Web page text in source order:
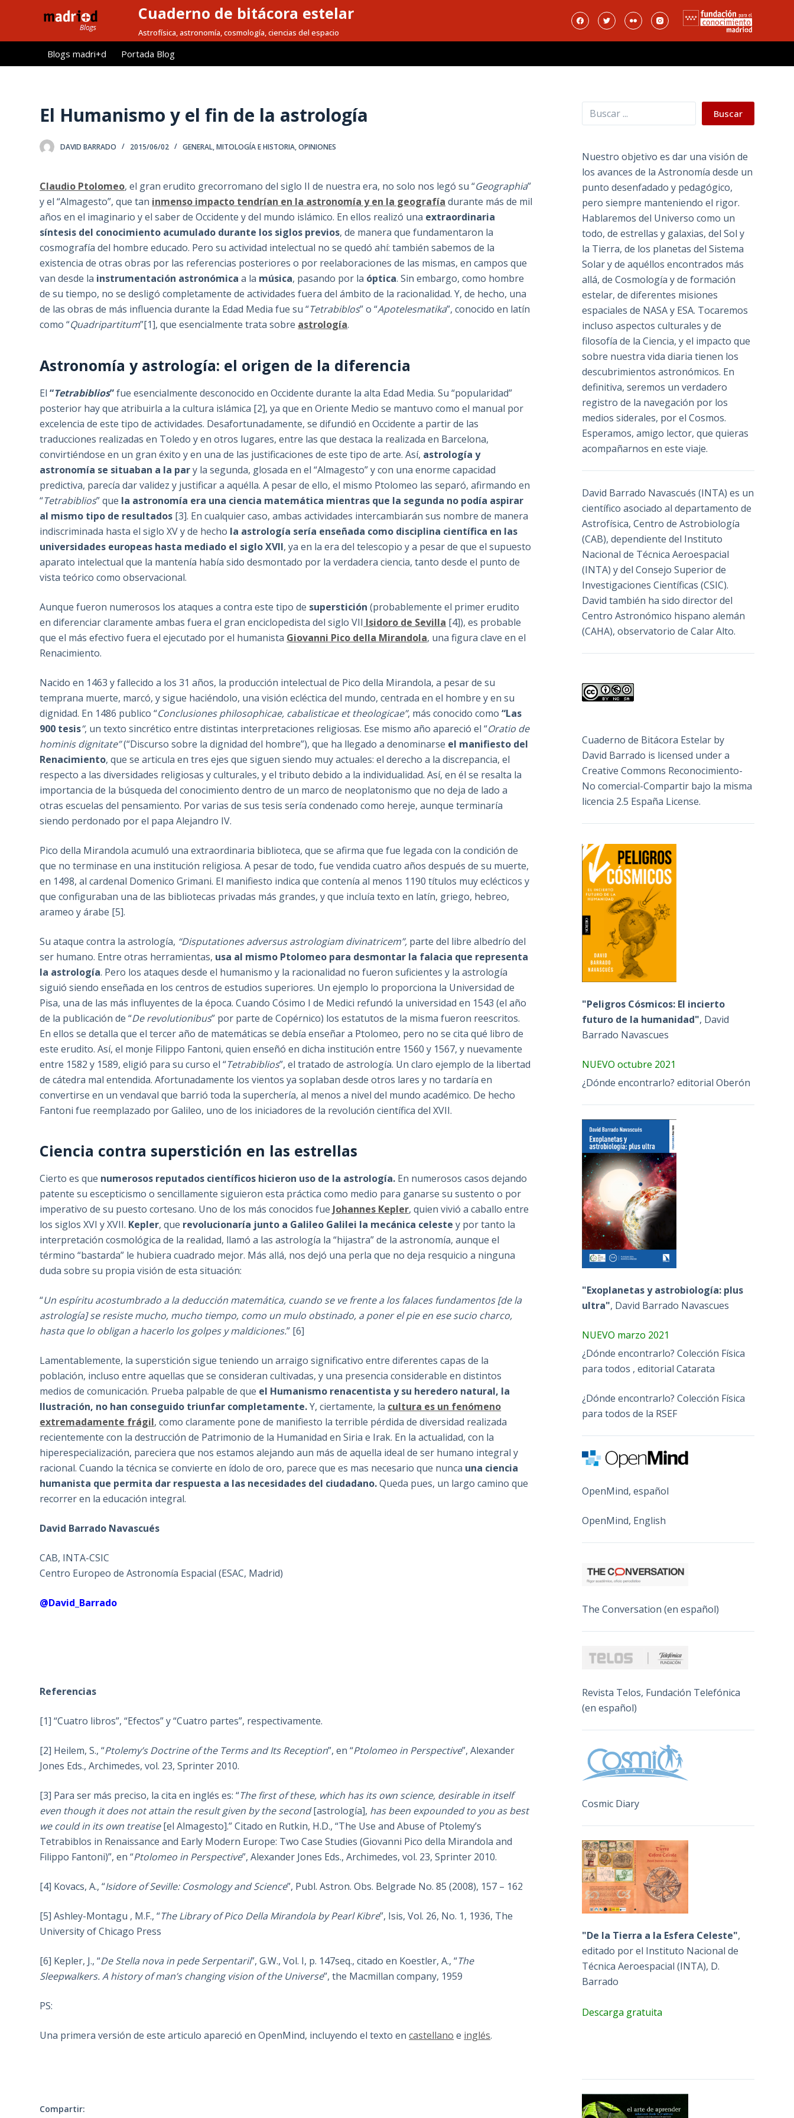
l
Cuaderno de bitácora estelar
Astrofísica, astronomía, cosmología, ciencias del espacio
Blogs madri+d Portada Blog
El Humanismo y el fin de la astrología
DAVID BARRADO 2015/06/02 GENERAL,MITOLOGÍA E HISTORIA,OPINIONES
Claudio Ptolomeo, el gran erudito grecorromano del siglo II de nuestra era, no solo nos legó su “Geographia”
y el “Almagesto”, que tan inmenso impacto tendrían en la astronomía y en la geografía durante más de mil
años en el imaginario y el saber de Occidente y del mundo islámico. En ellos realizó una extraordinaria
síntesis del conocimiento acumulado durante los siglos previos, de manera que fundamentaron la
cosmografía del hombre educado. Pero su actividad intelectual no se quedó ahí: también sabemos de la
existencia de otras obras por las referencias posteriores o por reelaboraciones de las mismas, en campos que
van desde la instrumentación astronómica a la música, pasando por la óptica. Sin embargo, como hombre
de su tiempo, no se desligó completamente de actividades fuera del ámbito de la racionalidad. Y, de hecho, una
de las obras de más influencia durante la Edad Media fue su “Tetrabiblos” o “Apotelesmatika”, conocido en latín
como “Quadripartitum”[1], que esencialmente trata sobre astrología.
Astronomía y astrología: el origen de la diferencia
El “Tetrabiblios”fue esencialmente desconocido en Occidente durante la alta Edad Media. Su “popularidad”
posterior hay que atribuirla a la cultura islámica [2], ya que en Oriente Medio se mantuvo como el manual por
excelencia de este tipo de actividades. Desafortunadamente, se difundió en Occidente a partir de las
traducciones realizadas en Toledo y en otros lugares, entre las que destaca la realizada en Barcelona,
convirtiéndose en un gran éxito y en una de las justificaciones de este tipo de arte. Así, astrología y
astronomía se situaban a la pary la segunda, glosada en el “Almagesto” y con una enorme capacidad
predictiva, parecía dar validez y justificar a aquélla. A pesar de ello, el mismo Ptolomeo las separó, afirmando en
“Tetrabiblios” que la astronomía era una ciencia matemática mientras que la segunda no podía aspirar
al mismo tipo de resultados [3]. En cualquier caso, ambas actividades intercambiarán sus nombre de manera
indiscriminada hasta el siglo XV y de hecho la astrología sería enseñada como disciplina científica en las
universidades europeas hasta mediado el siglo XVII, ya en la era del telescopio y a pesar de que el supuesto
aparato intelectual que la mantenía había sido desmontado por la verdadera ciencia, tanto desde el punto de
vista teórico como observacional.
Aunque fueron numerosos los ataques a contra este tipo de superstición (probablemente el primer erudito
en diferenciar claramente ambas fuera el gran enciclopedista del siglo VII Isidoro de Sevilla [4]), es probable
que el más efectivo fuera el ejecutado por el humanista Giovanni Pico della Mirandola, una figura clave en el
Renacimiento.
Nacido en 1463 y fallecido a los 31 años, la producción intelectual de Pico della Mirandola, a pesar de su
temprana muerte, marcó, y sigue haciéndolo, una visión ecléctica del mundo, centrada en el hombre y en su
dignidad. En 1486 publico “Conclusiones philosophicae, cabalisticae et theologicae”, más conocido como“Las
900 tesis”, un texto sincrético entre distintas interpretaciones religiosas. Ese mismo año apareció el “Oratio de
hominis dignitate”(“Discurso sobre la dignidad del hombre”), que ha llegado a denominarse el manifiesto del
Renacimiento, que se articula en tres ejes que siguen siendo muy actuales: el derecho a la discrepancia, el
respecto a las diversidades religiosas y culturales, y el tributo debido a la individualidad. Así, en él se resalta la
importancia de la búsqueda del conocimiento dentro de un marco de neoplatonismo que no deja de lado a
otras escuelas del pensamiento. Por varias de sus tesis sería condenado como hereje, aunque terminaría
siendo perdonado por el papa Alejandro IV.
Pico della Mirandola acumuló una extraordinaria biblioteca, que se afirma que fue legada con la condición de
que no terminase en una institución religiosa. A pesar de todo, fue vendida cuatro años después de su muerte,
en 1498, al cardenal Domenico Grimani. El manifiesto indica que contenía al menos 1190 títulos muy eclécticos y
que configuraban una de las bibliotecas privadas más grandes, y que incluía texto en latín, griego, hebreo,
arameo y árabe [5].
Su ataque contra la astrología, “Disputationes adversus astrologiam divinatricem”, parte del libre albedrío del
ser humano. Entre otras herramientas, usa al mismo Ptolomeo para desmontar la falacia que representa
la astrología. Pero los ataques desde el humanismo y la racionalidad no fueron suficientes y la astrología
siguió siendo enseñada en los centros de estudios superiores. Un ejemplo lo proporciona la Universidad de
Pisa, una de las más influyentes de la época. Cuando Cósimo I de Medici refundó la universidad en 1543 (el año
de la publicación de “De revolutionibus” por parte de Copérnico) los estatutos de la misma fueron reescritos.
En ellos se detalla que el tercer año de matemáticas se debía enseñar a Ptolomeo, pero no se cita qué libro de
este erudito. Así, el monje Filippo Fantoni, quien enseñó en dicha institución entre 1560 y 1567, y nuevamente
entre 1582 y 1589, eligió para su curso el “Tetrabiblios”, el tratado de astrología. Un claro ejemplo de la libertad
de cátedra mal entendida. Afortunadamente los vientos ya soplaban desde otros lares y no tardaría en
convertirse en un vendaval que barrió toda la superchería, al menos a nivel del mundo académico. De hecho
Fantoni fue reemplazado por Galileo, uno de los iniciadores de la revolución científica del XVII.
Ciencia contra superstición en las estrellas
Cierto es que numerosos reputados científicos hicieron uso de la astrología. En numerosos casos dejando
patente su escepticismo o sencillamente siguieron esta práctica como medio para ganarse su sustento o por
imperativo de su puesto cortesano. Uno de los más conocidos fueJohannes Kepler, quien vivió a caballo entre
los siglos XVI y XVII. Kepler, que revolucionaría junto a Galileo Galilei la mecánica celeste y por tanto la
interpretación cosmológica de la realidad, llamó a las astrología la “hijastra” de la astronomía, aunque el
término “bastarda” le hubiera cuadrado mejor. Más allá, nos dejó una perla que no deja resquicio a ninguna
duda sobre su propia visión de esta situación:
“Un espíritu acostumbrado a la deducción matemática, cuando se ve frente a los falaces fundamentos [de la
astrología] se resiste mucho, mucho tiempo, como un mulo obstinado, a poner el pie en ese sucio charco,
hasta que lo obligan a hacerlo los golpes y maldiciones.” [6]
Lamentablemente, la superstición sigue teniendo un arraigo significativo entre diferentes capas de la
población, incluso entre aquellas que se consideran cultivadas, y una presencia considerable en distintos
medios de comunicación. Prueba palpable de que el Humanismo renacentista y su heredero natural, la
Ilustración, no han conseguido triunfar completamente.Y, ciertamente, la cultura es un fenómeno
extremadamente frágil, como claramente pone de manifiesto la terrible pérdida de diversidad realizada
recientemente con la destrucción de Patrimonio de la Humanidad en Siria e Irak. En la actualidad, con la
hiperespecialización, pareciera que nos estamos alejando aun más de aquella ideal de ser humano integral y
racional. Cuando la técnica se convierte en ídolo de oro, parece que es mas necesario que nunca una ciencia
humanista que permita dar respuesta a las necesidades del ciudadano.Queda pues, un largo camino que
recorrer en la educación integral.
David Barrado Navascués
CAB, INTA-CSIC
Centro Europeo de Astronomía Espacial (ESAC, Madrid)
@David_Barrado
Referencias
[1] “Cuatro libros”, “Efectos” y “Cuatro partes”, respectivamente.
[2] Heilem, S., “Ptolemy’s Doctrine of the Terms and Its Reception”, en “Ptolomeo in Perspective”, Alexander
Jones Eds., Archimedes, vol. 23, Sprinter 2010.
[3] Para ser más preciso, la cita en inglés es: “The first of these, which has its own science, desirable in itself
even though it does not attain the result given by the second[astrología], has been expounded to you as best
we could in its own treatise[el Almagesto].” Citado en Rutkin, H.D., “The Use and Abuse of Ptolemy’s
Tetrabiblos in Renaissance and Early Modern Europe: Two Case Studies (Giovanni Pico della Mirandola and
Filippo Fantoni)”, en “Ptolomeo in Perspective”, Alexander Jones Eds., Archimedes, vol. 23, Sprinter 2010.
[4] Kovacs, A., “Isidore of Seville: Cosmology and Science”, Publ. Astron. Obs. Belgrade No. 85 (2008), 157 – 162
[5] Ashley-Montagu , M.F., “The Library of Pico Della Mirandola by Pearl Kibre”, Isis, Vol. 26, No. 1, 1936, The
University of Chicago Press
[6] Kepler, J., “De Stella nova in pede Serpentarii”, G.W., Vol. I, p. 147seq., citado en Koestler, A., “The
Sleepwalkers. A history of man’s changing vision of the Universe”, the Macmillan company, 1959
PS:
Una primera versión de este articulo apareció en OpenMind, incluyendo el texto encastellano e inglés.
Compartir:
Buscar Buscar
Nuestro objetivo es dar una visión de
los avances de la Astronomía desde un
punto desenfadado y pedagógico,
pero siempre manteniendo el rigor.
Hablaremos del Universo como un
todo, de estrellas y galaxias, del Sol y
la Tierra, de los planetas del Sistema
Solar y de aquéllos encontrados más
allá, de Cosmología y de formación
estelar, de diferentes misiones
espaciales de NASA y ESA. Tocaremos
incluso aspectos culturales y de
filosofía de la Ciencia, y el impacto que
sobre nuestra vida diaria tienen los
descubrimientos astronómicos. En
definitiva, seremos un verdadero
registro de la navegación por los
medios siderales, por el Cosmos.
Esperamos, amigo lector, que quieras
acompañarnos en este viaje.
David Barrado Navascués (INTA) es un
científico asociado al departamento de
Astrofísica, Centro de Astrobiología
(CAB), dependiente del Instituto
Nacional de Técnica Aeroespacial
(INTA) y del Consejo Superior de
Investigaciones Científicas (CSIC).
David también ha sido director del
Centro Astronómico hispano alemán
(CAHA), observatorio de Calar Alto.
Cuaderno de Bitácora Estelar by
David Barrado is licensed under a
Creative Commons Reconocimiento-
No comercial-Compartir bajo la misma
licencia 2.5 España License.
"Peligros Cósmicos: El incierto
futuro de la humanidad", David
Barrado Navascues
NUEVO octubre 2021
¿Dónde encontrarlo? editorial Oberón
"Exoplanetas y astrobiología: plus
ultra", David Barrado Navascues
NUEVO marzo 2021
¿Dónde encontrarlo? Colección Física
para todos , editorial Catarata
¿Dónde encontrarlo? Colección Física
para todos de la RSEF
OpenMind, español
OpenMind, English
The Conversation (en español)
Revista Telos, Fundación Telefónica
(en español)
Cosmic Diary
"De la Tierra a la Esfera Celeste",
editado por el Instituto Nacional de
Técnica Aeroespacial (INTA), D.
Barrado
Descarga gratuita